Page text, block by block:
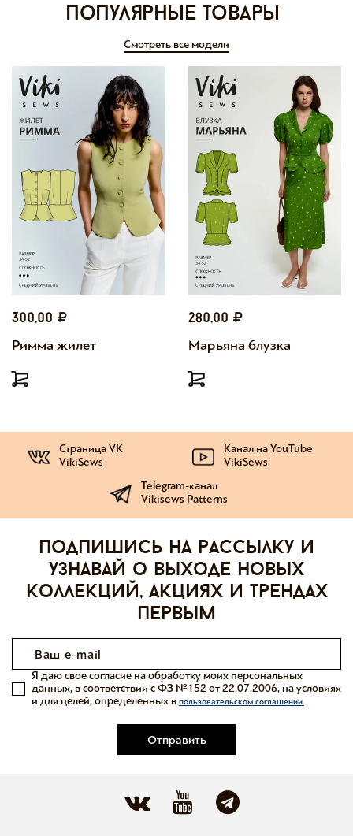
Популярные товары
Смотреть все модели
300,00
Римма жилет
280,00
Марьяна блузка
Страница VK
VikiSews
Канал на YouTube
VikiSews
Telegram-канал
Vikisews Patterns
Подпишись на рассылку и
узнавай о выходе новых
коллекций, акциях и трендах
первым
Отправить
Я даю свое согласие на обработку моих персональных
данных, в соответствии с ФЗ №152 от 22.07.2006, на условиях
и для целей, определенных в пользовательском соглашении.